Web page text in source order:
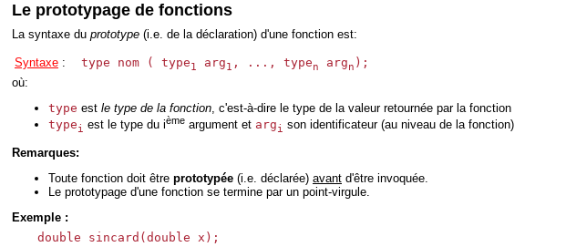
Le prototypage de fonctions
La syntaxe du prototype (i.e. de la déclaration) d'une fonction est:
Syntaxe : type nom ( type1 arg1 , ..., typen argn );
où:
type est le type de la fonction , c'est-à-dire le type de la valeur retournée par la fonction
typei est le type du ième argument et argi son identificateur (au niveau de la fonction)
Remarques:
Toute fonction doit être prototypée (i.e. déclarée) avant d'être invoquée.
Le prototypage d'une fonction se termine par un point-virgule.
Exemple :
double sincard(double x);